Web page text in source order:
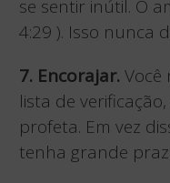
se sentir inútil. O
4:29 ). Isso nunca
7. Encorajar. Você
lista de
profeta. Em vez
tenha grande